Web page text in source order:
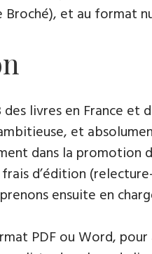
et au format
livres en France
et
dans la promotion
d’édition
ensuite en
PDF ou Word,